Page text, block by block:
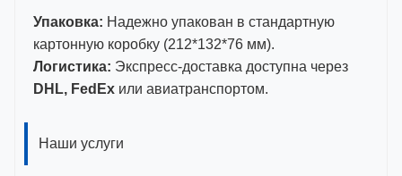
калибров
16-18G
CE, ISO 13485, Сертификат
Упаковка: Надежно упакован в стандартную
картонную коробку (212*132*76 мм).
Логистика: Экспресс-доставка доступна через
DHL, FedEx или авиатранспортом.
Наши услуги